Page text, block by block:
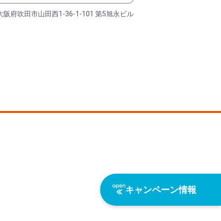
キャンペーン情報
阪府吹田市山田西1-36-1-101 第5旭永ビル